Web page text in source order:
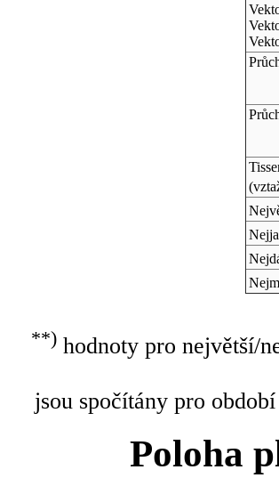
**)hodnoty pro největší/
jsou spočítány pro
Poloha